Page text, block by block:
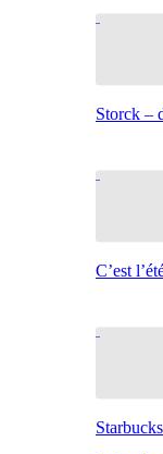
Storck –
C’est